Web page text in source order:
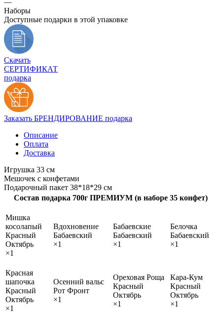
Наборы
Доступные подарки в этой упаковке
Скачать
СЕРТИФИКАТ
подарка
Заказать БРЕНДИРОВАНИЕ подарка
Описание
Оплата
Доставка
Игрушка 33 см
Мешочек с конфетами
Подарочный пакет 38*18*29 см
Состав подарка 700г ПРЕМИУМ (в наборе 35 конфет)
Мишка
косолапый
Красный
Октябрь
×1
Вдохновение
Бабаевский
×1
Бабаевские
Бабаевский
×1
Белочка
Бабаевский
×1
Красная
шапочка
Красный
Октябрь
×1
Осенний вальс
Рот Фронт
×1
Ореховая Роща
Красный
Октябрь
×1
Кара-Кум
Красный
Октябрь
×1